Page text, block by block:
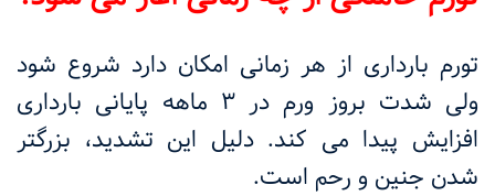
تورم بارداری از هر زمانی امکان دارد شروع شود
ولی شدت بروز ورم در 3 ماهه پایانی بارداری
افزایش پیدا می کند. دلیل این تشدید، بزرگتر
شدن جنین و رحم است.